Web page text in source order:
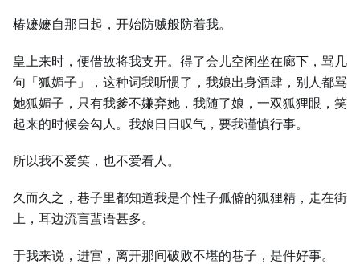
椿嬷嬷自那日起，开始防贼般防着我。
皇上来时，便借故将我支开。得了会儿空闲坐在廊下，骂几
句「狐媚子」，这种词我听惯了，我娘出身酒肆，别人都骂
她狐媚子，只有我爹不嫌弃她，我随了娘，一双狐狸眼，笑
起来的时候会勾人。我娘日日叹气，要我谨慎行事。
所以我不爱笑，也不爱看人。
久而久之，巷子里都知道我是个性子孤僻的狐狸精，走在街
上，耳边流言蜚语甚多。
于我来说，进宫，离开那间破败不堪的巷子，是件好事。